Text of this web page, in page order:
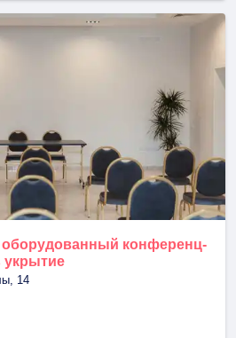
конференц-
укрытие
14